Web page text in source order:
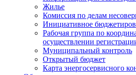
Жилье
Комиссия по делам
Инициативное
Рабочая группа по
осуществлении
Муниципальный контроль
Открытый бюджет
Карта энергосервисного